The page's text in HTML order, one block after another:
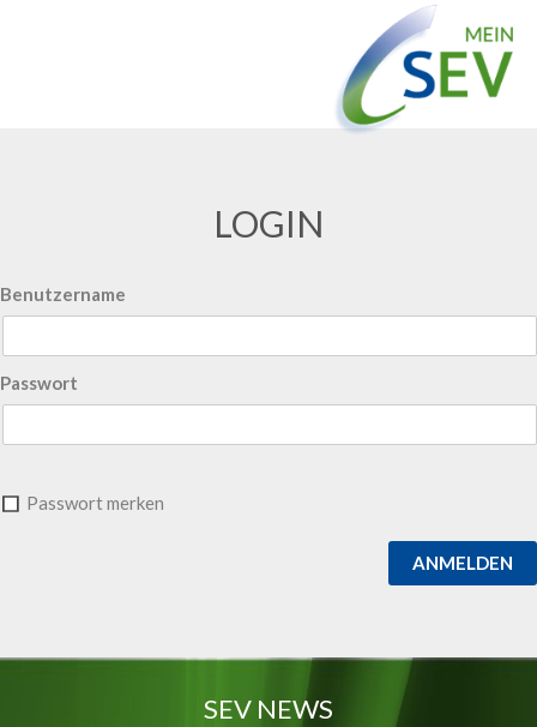
LOGIN
Benutzername
Passwort
Passwort merken
ANMELDEN
SEV NEWS